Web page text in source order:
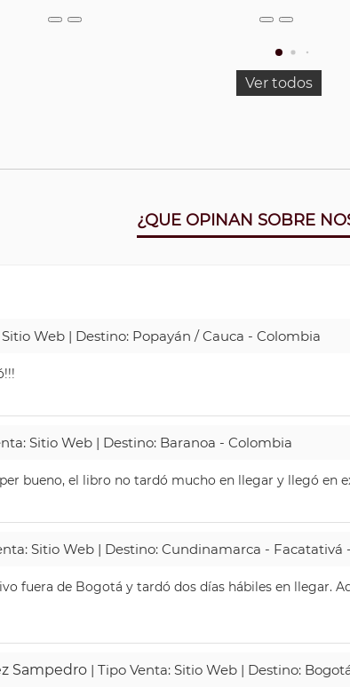
Ver todos
¿QUE OPINAN SOBRE
Sitio Web | Destino: Popayán / Cauca - Colombia
Sitio Web | Destino: Baranoa - Colombia
bueno, el libro no tardó mucho en llegar y llegó en
Sitio Web | Destino: Cundinamarca - Facatativá
fuera de Bogotá y tardó dos días hábiles en llegar.
Sampedro | Tipo Venta: Sitio Web | Destino: